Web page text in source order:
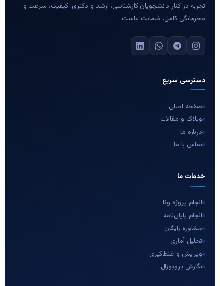
تجربه در کنار دانشجویان کارشناسی، ارشد و دکتری. کیفیت، سرعت و
محرمانگی کامل، ضمانت ماست.
دسترسی سریع
صفحه اصلی
وبلاگ و مقالات
درباره ما
تماس با ما
خدمات ما
انجام پروژه وکا
انجام پایان‌نامه
مشاوره رایگان
تحلیل آماری
ویرایش و غلط‌گیری
نگارش پروپوزال